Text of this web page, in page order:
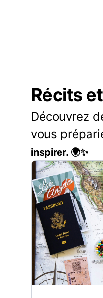
Récits
Découvrez
vous
inspirer. 🌍✨